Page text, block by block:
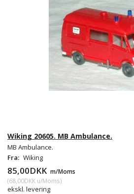
Wiking 20605. MB Ambulance.
MB Ambulance.
Fra: Wiking
85,00DKK m/Moms
(68,00DKK u/Moms)
ekskl. levering